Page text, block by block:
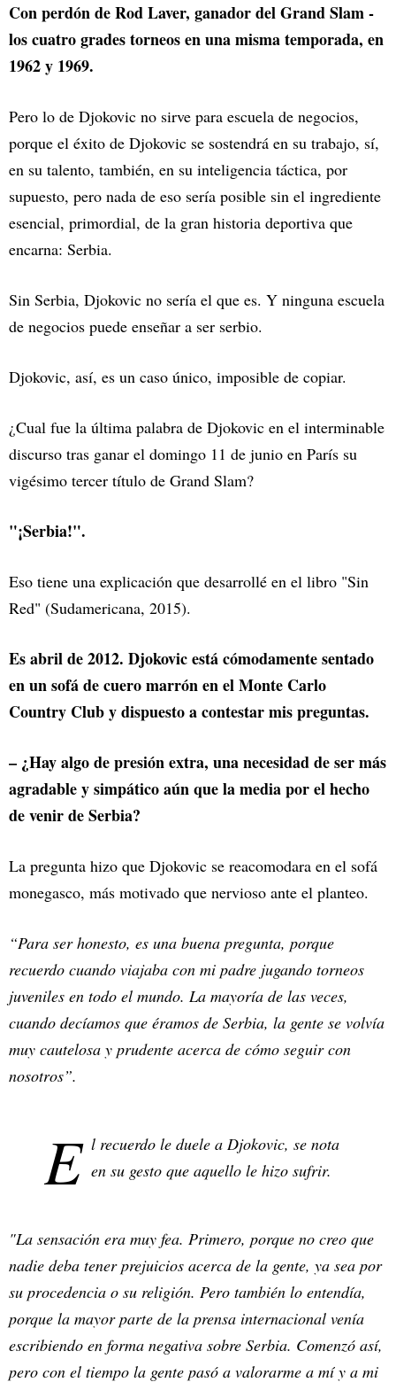
Con perdón de Rod Laver, ganador del Grand Slam -
los cuatro grades torneos en una misma temporada, en
1962 y 1969.
Pero lo de Djokovic no sirve para escuela de negocios,
porque el éxito de Djokovic se sostendrá en su trabajo, sí,
en su talento, también, en su inteligencia táctica, por
supuesto, pero nada de eso sería posible sin el ingrediente
esencial, primordial, de la gran historia deportiva que
encarna: Serbia.
Sin Serbia, Djokovic no sería el que es. Y ninguna escuela
de negocios puede enseñar a ser serbio.
Djokovic, así, es un caso único, imposible de copiar.
¿Cual fue la última palabra de Djokovic en el interminable
discurso tras ganar el domingo 11 de junio en París su
vigésimo tercer título de Grand Slam?
"¡Serbia!".
Eso tiene una explicación que desarrollé en el libro "Sin
Red" (Sudamericana, 2015).
Es abril de 2012. Djokovic está cómodamente sentado
en un sofá de cuero marrón en el Monte Carlo
Country Club y dispuesto a contestar mis preguntas.
– ¿Hay algo de presión extra, una necesidad de ser más
agradable y simpático aún que la media por el hecho
de venir de Serbia?
La pregunta hizo que Djokovic se reacomodara en el sofá
monegasco, más motivado que nervioso ante el planteo.
“Para ser honesto, es una buena pregunta, porque
recuerdo cuando viajaba con mi padre jugando torneos
juveniles en todo el mundo. La mayoría de las veces,
cuando decíamos que éramos de Serbia, la gente se volvía
muy cautelosa y prudente acerca de cómo seguir con
nosotros”.
E l recuerdo le duele a Djokovic, se nota
en su gesto que aquello le hizo sufrir.
"La sensación era muy fea. Primero, porque no creo que
nadie deba tener prejuicios acerca de la gente, ya sea por
su procedencia o su religión. Pero también lo entendía,
porque la mayor parte de la prensa internacional venía
escribiendo en forma negativa sobre Serbia. Comenzó así,
pero con el tiempo la gente pasó a valorarme a mí y a mi